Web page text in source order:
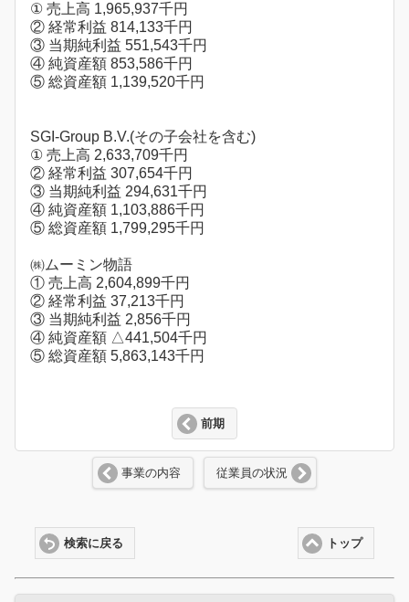
① 売上高 1,965,937千円
② 経常利益 814,133千円
③ 当期純利益 551,543千円
④ 純資産額 853,586千円
⑤ 総資産額 1,139,520千円
SGI-Group B.V.(その子会社を含む)
① 売上高 2,633,709千円
② 経常利益 307,654千円
③ 当期純利益 294,631千円
④ 純資産額 1,103,886千円
⑤ 総資産額 1,799,295千円
㈱ムーミン物語
① 売上高 2,604,899千円
② 経常利益 37,213千円
③ 当期純利益 2,856千円
④ 純資産額 △441,504千円
⑤ 総資産額 5,863,143千円
前期
事業の内容 従業員の状況
トップ
検索に戻る